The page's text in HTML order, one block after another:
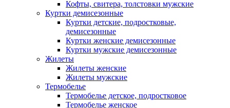
Кофты, свитера, толстовки мужские
Куртки демисезонные
Куртки детские, подростковые,
демисезонные
Куртки женские демисезонные
Куртки мужские демисезонные
Жилеты
Жилеты женские
Жилеты мужские
Термобелье
Термобелье детское, подростковое
Термобелье женское